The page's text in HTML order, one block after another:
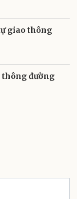
giao thông
thông đường